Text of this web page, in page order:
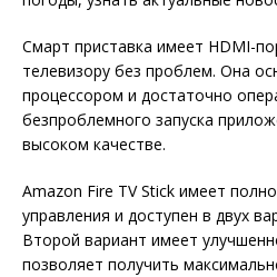
Смарт приставка имеет HDMI-
телевизору без проблем. Она
процессором и достаточно
безпроблемного запуска
высоком качестве.
Amazon Fire TV Stick имеет
управления и доступен в двух
Второй вариант имеет
позволяет получить